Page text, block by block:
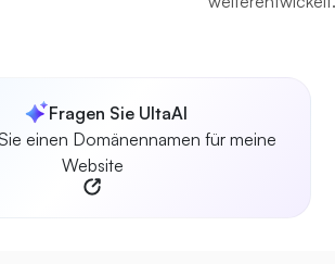
Fragen Sie UltaAI
einen Domänennamen für meine
Website